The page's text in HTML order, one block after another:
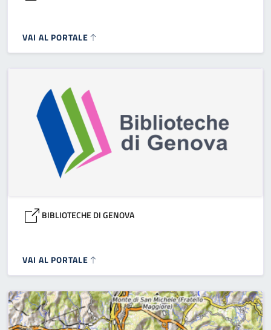
VAI AL PORTALE
BIBLIOTECHE DI GENOVA
VAI AL PORTALE